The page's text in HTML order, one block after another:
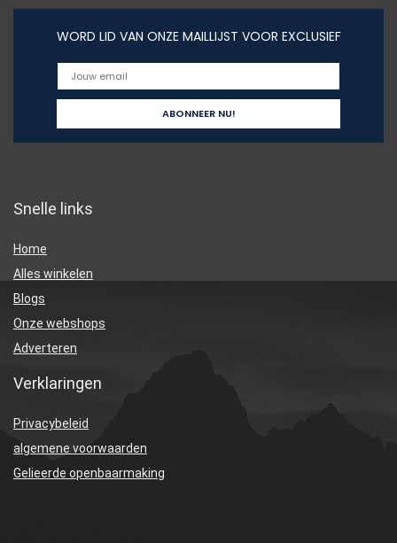
WORD LID VAN ONZE MAILLIJST VOOR EXCLUSIEF
Snelle links
Home
Alles winkelen
Blogs
Onze webshops
Adverteren
Verklaringen
Privacybeleid
algemene voorwaarden
Gelieerde openbaarmaking